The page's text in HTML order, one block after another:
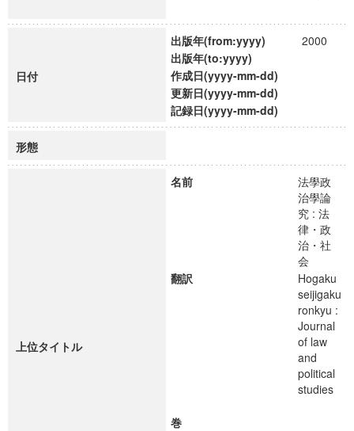
日付
出版年(from:yyyy)
2000
出版年(to:yyyy)
作成日(yyyy-mm-dd)
更新日(yyyy-mm-dd)
記録日(yyyy-mm-dd)
形態
上位タイトル
名前
法學政
治學論
究 : 法
律・政
治・社
会
翻訳
Hogaku
seijigaku
ronkyu :
Journal
of law
and
political
studies
巻